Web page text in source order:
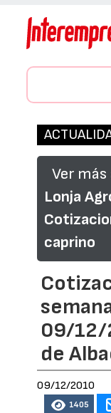
Ver
Lonja
caprino
09/12/
de
09/12/2010
1405